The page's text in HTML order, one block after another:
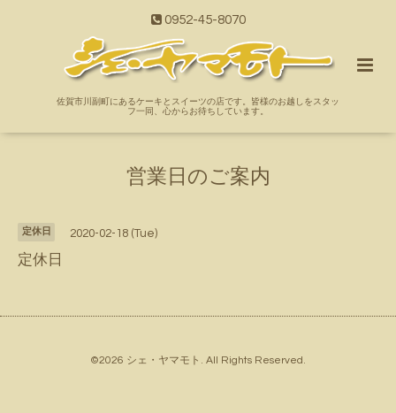
0952-45-8070
佐賀市川副町にあるケーキとスイーツの店です。皆様のお越しをスタッ
フ一同、心からお待ちしています。
営業日のご案内
定休日 2020-02-18 (Tue)
定休日
©2026 シェ・ヤマモト . All Rights Reserved.